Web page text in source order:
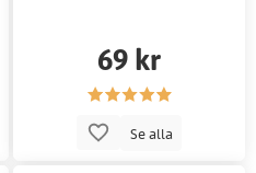
69 kr
Se alla